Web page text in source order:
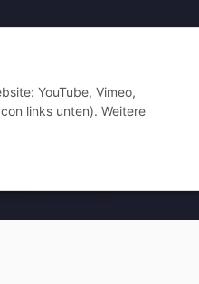
YouTube, Vimeo,
links unten). Weitere